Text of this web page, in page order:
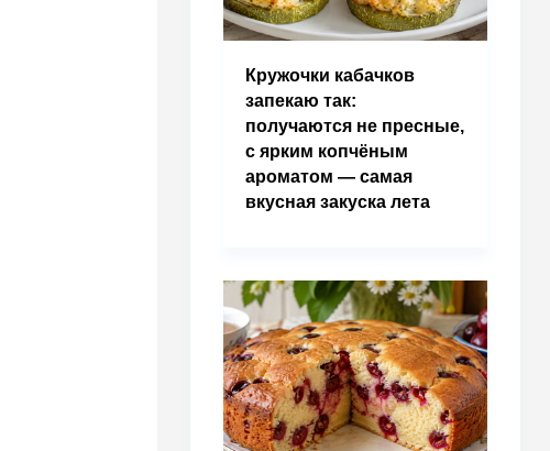
Кружочки кабачков
запекаю так:
получаются не пресные,
с ярким копчёным
ароматом — самая
вкусная закуска лета